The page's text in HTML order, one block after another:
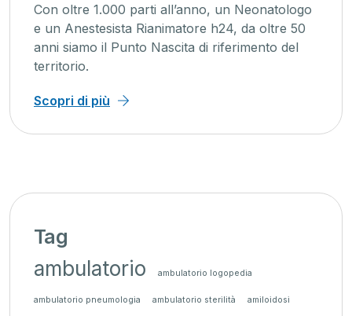
Con oltre 1.000 parti all’anno, un Neonatologo
e un Anestesista Rianimatore h24, da oltre 50
anni siamo il Punto Nascita di riferimento del
territorio.
Scopri di più
Tag
ambulatorio ambulatorio logopedia
ambulatorio pneumologia ambulatorio sterilità amiloidosi